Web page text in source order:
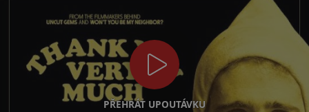
PŘEHRÁT UPOUTÁVKU